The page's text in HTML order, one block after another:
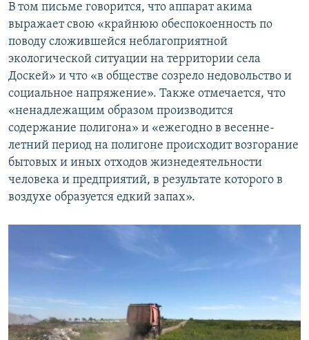
В том письме говорится, что аппарат акима
выражает свою «крайнюю обеспокоенность по
поводу сложившейся неблагоприятной
экологической ситуации на территории села
Доскей» и что «в обществе созрело недовольство и
социальное напряжение». Также отмечается, что
«ненадлежащим образом производится
содержание полигона» и «ежегодно в весенне-
летний период на полигоне происходит возгорание
бытовых и иных отходов жизнедеятельности
человека и предприятий, в результате которого в
воздухе образуется едкий запах».